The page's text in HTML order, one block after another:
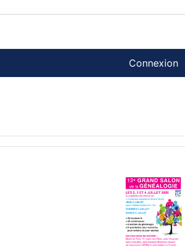
Connexion